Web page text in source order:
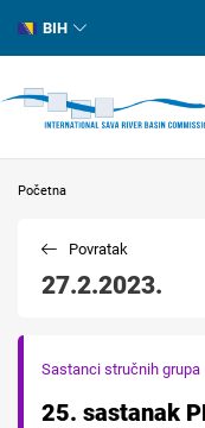
BIH
Početna
27.2.2023.
Povratak
Sastanci stručnih grupa
25. sastanak